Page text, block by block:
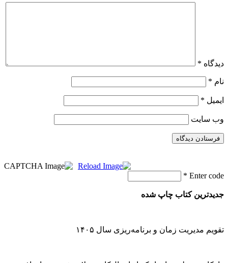
دیدگاه *
نام *
ایمیل *
وب‌ سایت
Enter code
*
جدیدترین کتاب چاپ شده
تقویم مدیریت زمان و برنامه‌ریزی سال ۱۴۰۵